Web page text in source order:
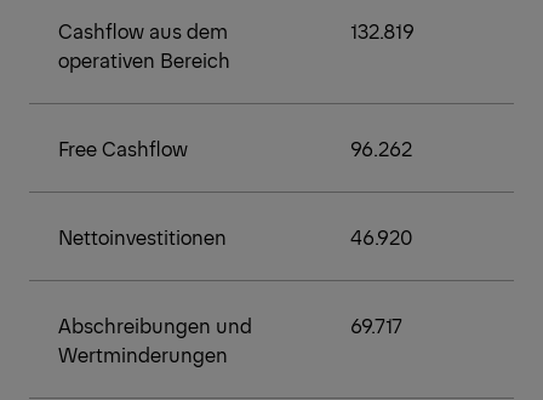
Cashflow aus dem
operativen Bereich
132.819
Free Cashflow 96.262
Nettoinvestitionen 46.920
Abschreibungen und
Wertminderungen
69.717